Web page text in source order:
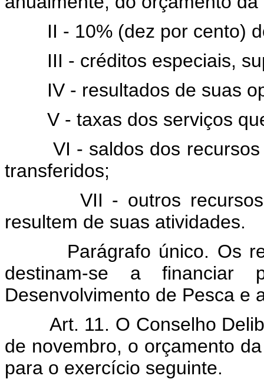
II - 10% (dez por cento)
III - créditos especiais,
IV - resultados de suas
V - taxas dos serviços
VI - saldos dos
transferidos;
VII - outros
resultem de suas atividades.
Parágrafo único. Os
destinam-se a financiar
Desenvolvimento de Pesca e
Art. 11. O Conselho
de novembro, o orçamento
para o exercício seguinte.